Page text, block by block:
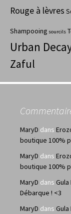
Rouge à lèvres
Shampooing sourcils
Urban
Zaful
MaryD dans
boutique 100%
MaryD dans
boutique 100%
MaryD dans Gula
Débarque ! <3
MaryD dans Gula